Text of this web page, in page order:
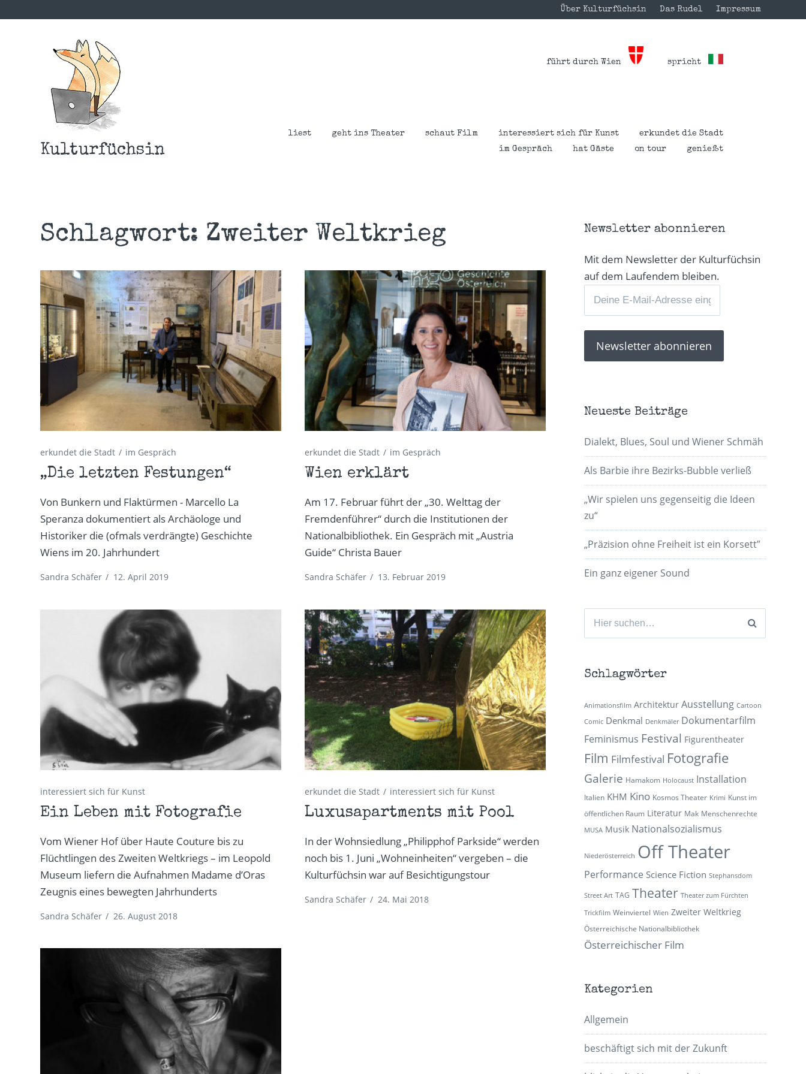
Über Kulturfüchsin Das Rudel Impressum
Kulturfüchsin
führt durch Wien spricht
liest geht ins Theater schaut Film interessiert sich für Kunst
erkundet die Stadt
im Gespräch
hat Gäste on tour genießt
Schlagwort: Zweiter Weltkrieg
erkundet die Stadt im Gespräch
„Die letzten Festungen“
Von Bunkern und Flaktürmen - Marcello La
Speranza dokumentiert als Archäologe und
Historiker die (ofmals verdrängte) Geschichte
Wiens im 20. Jahrhundert
Sandra Schäfer / 12. April 2019
erkundet die Stadt im Gespräch
Wien erklärt
Am 17. Februar führt der „30. Welttag der
Fremdenführer“ durch die Institutionen der
Nationalbibliothek. Ein Gespräch mit „Austria
Guide“ Christa Bauer
Sandra Schäfer / 13. Februar 2019
interessiert sich für Kunst
Ein Leben mit Fotografie
Vom Wiener Hof über Haute Couture bis zu
Flüchtlingen des Zweiten Weltkriegs – im Leopold
Museum liefern die Aufnahmen Madame d’Oras
Zeugnis eines bewegten Jahrhunderts
Sandra Schäfer / 26. August 2018
erkundet die Stadt interessiert sich für Kunst
Luxusapartments mit Pool
In der Wohnsiedlung „Philipphof Parkside“ werden
noch bis 1. Juni „Wohneinheiten“ vergeben – die
Kulturfüchsin war auf Besichtigungstour
Sandra Schäfer / 24. Mai 2018
Newsletter abonnieren
Mit dem Newsletter der Kulturfüchsin
auf dem Laufendem bleiben.
Neueste Beiträge
Dialekt, Blues, Soul und Wiener Schmäh
Als Barbie ihre Bezirks-Bubble verließ
„Wir spielen uns gegenseitig die Ideen
zu“
„Präzision ohne Freiheit ist ein Korsett”
Ein ganz eigener Sound
Suchen
Schlagwörter
Animationsfilm Architektur Ausstellung Cartoon
Comic Denkmal Denkmäler Dokumentarfilm
Feminismus Festival Figurentheater
Film Filmfestival Fotografie
Galerie Hamakom Holocaust Installation
Italien KHM Kino Kosmos Theater Krimi Kunst im
öffentlichen Raum Literatur Mak Menschenrechte
MUSA Musik Nationalsozialismus
Niederösterreich Off Theater
Performance Science Fiction Stephansdom
Street Art TAG Theater Theater zum Fürchten
Trickfilm Weinviertel Wien Zweiter Weltkrieg
Österreichische Nationalbibliothek
Österreichischer Film
Kategorien
Allgemein
beschäftigt sich mit der Zukunft